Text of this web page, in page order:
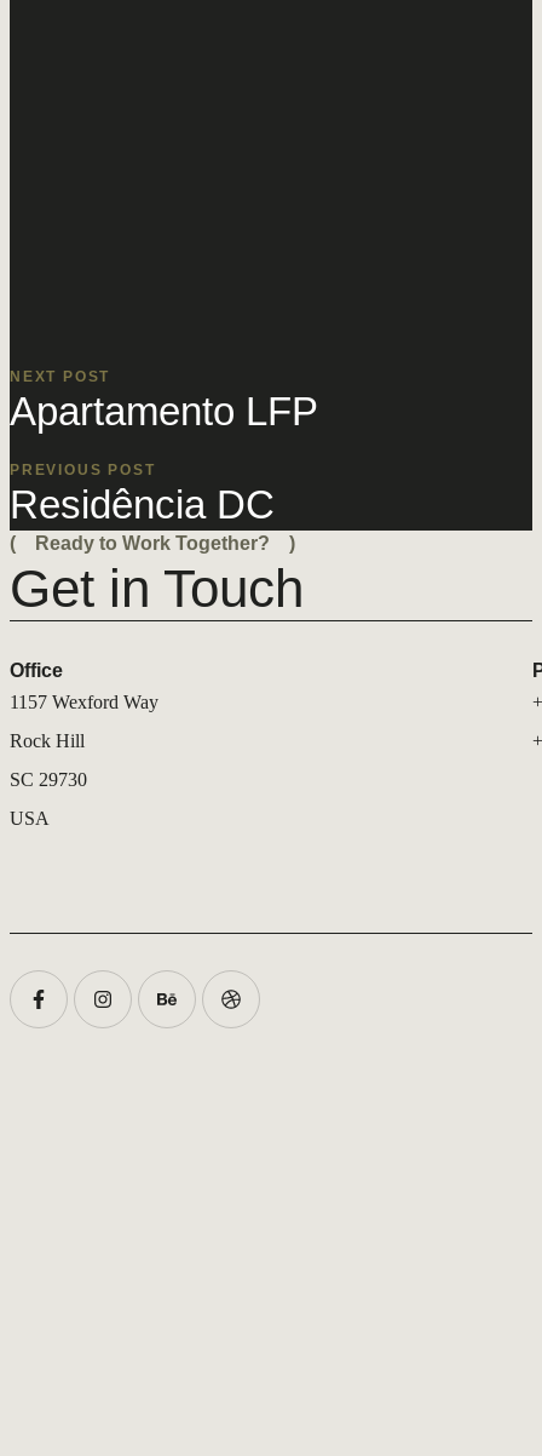
NEXT POST
Apartamento LFP
PREVIOUS POST
Residência DC
( Ready to Work Together? )
Get in Touch
Office
1157 Wexford Way
Rock Hill
SC 29730
USA